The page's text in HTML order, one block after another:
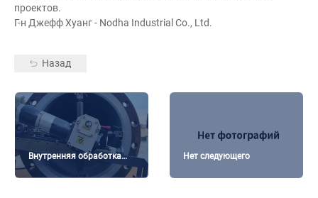
проектов.
Г-н Джефф Хуанг - Nodha Industrial Co., Ltd.
Назад
Внутренняя обработка
фланцев 18″ с
использованием нашего
Нет следующего